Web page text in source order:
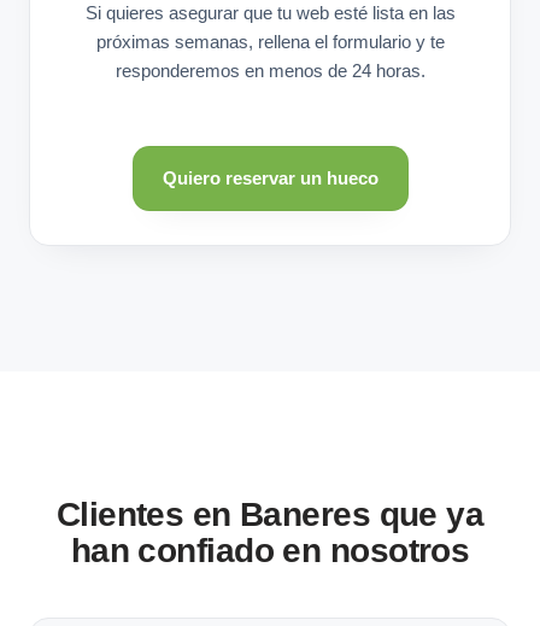
Si quieres asegurar que tu web esté lista en las
próximas semanas, rellena el formulario y te
responderemos en menos de 24 horas.
Quiero reservar un hueco
Clientes en Baneres que ya
han confiado en nosotros